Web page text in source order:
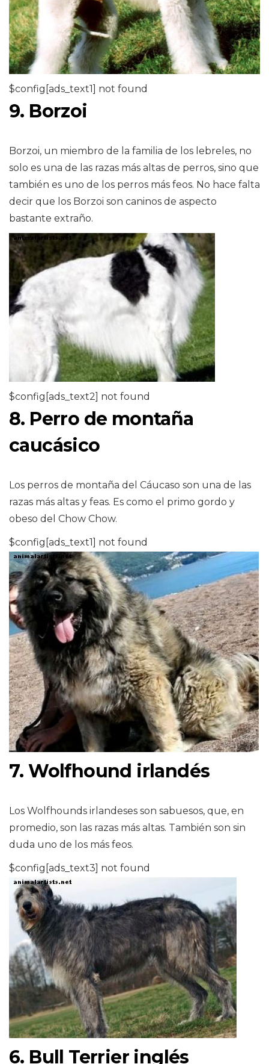
$config[ads_text1] not found
9. Borzoi
Borzoi, un miembro de la familia de los lebreles, no
solo es una de las razas más altas de perros, sino que
también es uno de los perros más feos. No hace falta
decir que los Borzoi son caninos de aspecto
bastante extraño.
$config[ads_text2] not found
8. Perro de montaña
caucásico
Los perros de montaña del Cáucaso son una de las
razas más altas y feas. Es como el primo gordo y
obeso del Chow Chow.
$config[ads_text1] not found
7. Wolfhound irlandés
Los Wolfhounds irlandeses son sabuesos, que, en
promedio, son las razas más altas. También son sin
duda uno de los más feos.
$config[ads_text3] not found
6. Bull Terrier inglés